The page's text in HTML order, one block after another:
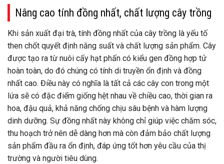
Nâng cao tính đồng nhất, chất lượng cây trồng
Khi sản xuất đại trà, tính đồng nhất của cây trồng là yếu tố
then chốt quyết định năng suất và chất lượng sản phẩm. Cây
được tạo ra từ nuôi cấy hạt phấn có kiểu gen đồng hợp tử
hoàn toàn, do đó chúng có tính di truyền ổn định và đồng
nhất cao. Điều này có nghĩa là tất cả các cây con trong một
lứa sẽ có đặc điểm giống hệt nhau về chiều cao, thời gian ra
hoa, đậu quả, khả năng chống chịu sâu bệnh và hàm lượng
dinh dưỡng. Sự đồng nhất này không chỉ giúp việc chăm sóc,
thu hoạch trở nên dễ dàng hơn mà còn đảm bảo chất lượng
sản phẩm đầu ra ổn định, đáp ứng tốt hơn yêu cầu của thị
trường và người tiêu dùng.